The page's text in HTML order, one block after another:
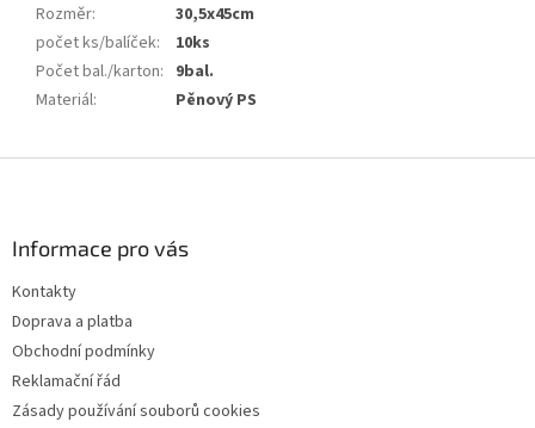
Rozměr:
30,5x45cm
počet ks/balíček:
10ks
Počet bal./karton: 9bal.
Materiál: Pěnový PS
Informace pro vás
Kontakty
Doprava a platba
Obchodní podmínky
Reklamační řád
Zásady používání souborů cookies